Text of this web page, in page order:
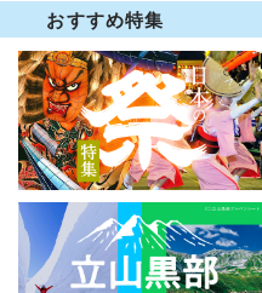
おすすめ特集